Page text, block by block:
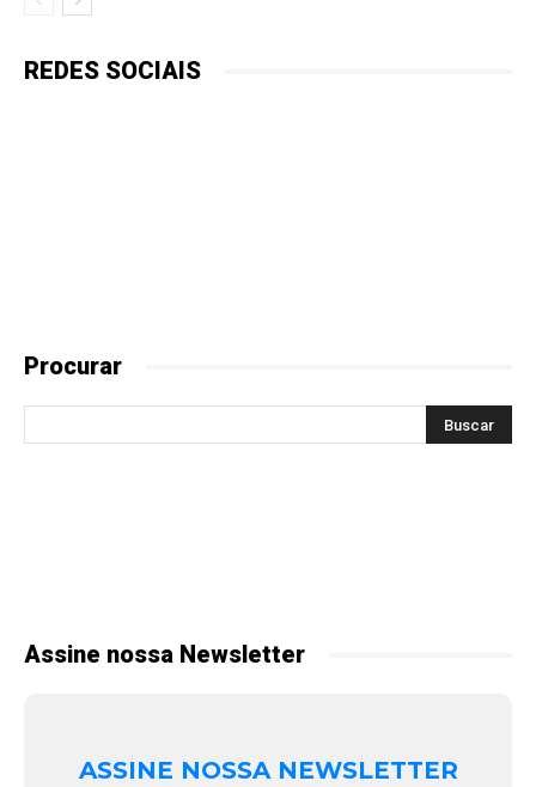
REDES SOCIAIS
Procurar
Assine nossa Newsletter
ASSINE NOSSA NEWSLETTER